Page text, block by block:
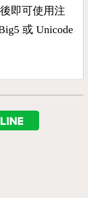
即可使用注
或 Unicode